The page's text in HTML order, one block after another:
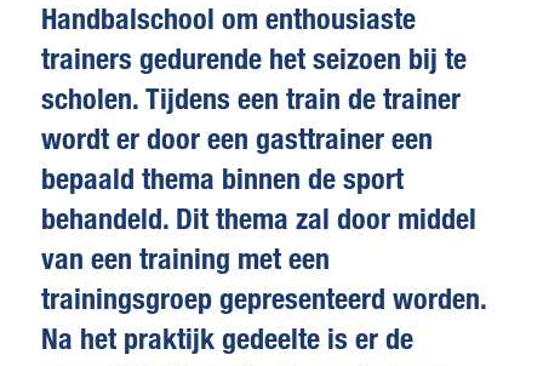
Handbalschool om enthousiaste
trainers gedurende het seizoen bij te
scholen. Tijdens een train de trainer
wordt er door een gasttrainer een
bepaald thema binnen de sport
behandeld. Dit thema zal door middel
van een training met een
trainingsgroep gepresenteerd worden.
Na het praktijk gedeelte is er de